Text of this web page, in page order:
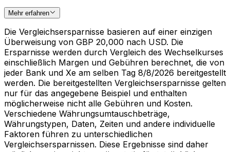
Mehr erfahren
Die Vergleichsersparnisse basieren auf einer einzigen
Überweisung von GBP 20,000 nach USD. Die
Ersparnisse werden durch Vergleich des Wechselkurses
einschließlich Margen und Gebühren berechnet, die von
jeder Bank und Xe am selben Tag 8/8/2026 bereitgestellt
werden. Die bereitgestellten Vergleichsersparnisse gelten
nur für das angegebene Beispiel und enthalten
möglicherweise nicht alle Gebühren und Kosten.
Verschiedene Währungsumtauschbeträge,
Währungstypen, Daten, Zeiten und andere individuelle
Faktoren führen zu unterschiedlichen
Vergleichsersparnissen. Diese Ergebnisse sind daher